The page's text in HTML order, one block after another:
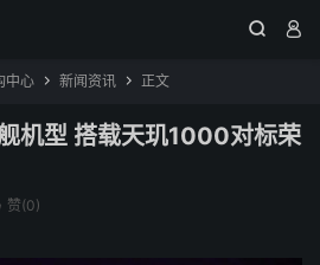
 
中心  新闻资讯  正文
机型 搭载天玑1000对标荣
赞(0)